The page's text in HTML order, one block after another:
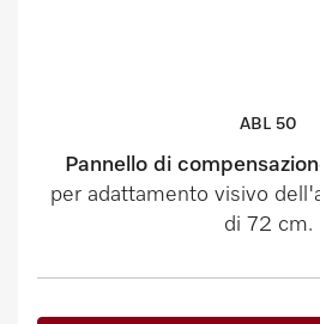
ABL 50
Pannello di
per adattamento visivo
di 72 cm.